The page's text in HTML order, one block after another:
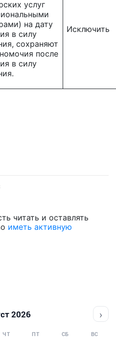
услуг
на дату
в силу
сохраняют
после
в силу
Исключить
читать и оставлять
иметь активную
2026 ›
ЧТ ПТ СБ ВС